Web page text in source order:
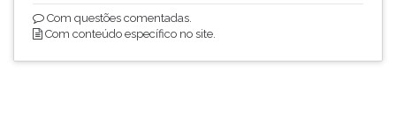
Com questões comentadas.
Com conteúdo específico no site.